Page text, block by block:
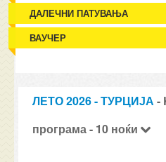
ДАЛЕЧНИ ПАТУВАЊА
ВАУЧЕР
ЛЕТО 2026 - ТУРЦИЈА -
програма - 10 ноќи